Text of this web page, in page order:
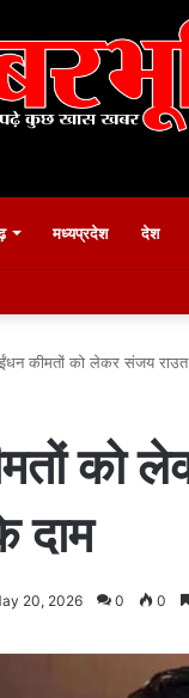
मध्यप्रदेश देश
ईंधन कीमतों को लेकर संजय
को
दाम
20, 2026 0 0